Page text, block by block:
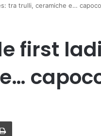
tra trulli, ceramiche e…
first
Stampa